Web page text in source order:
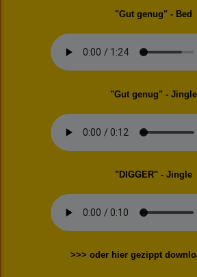
"Gut genug" - Bed
"Gut genug" - Jingle
"DIGGER" - Jingle
>>> oder hier gezippt